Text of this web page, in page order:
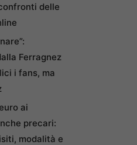
delle
Ferragnez
i fans, ma
ai
precari:
modalità e